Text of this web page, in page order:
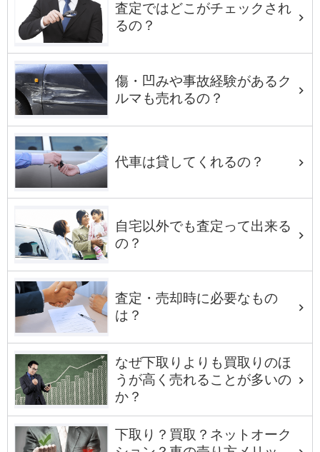
査定ではどこがチェックされ
るの？
傷・凹みや事故経験があるク
ルマも売れるの？
代車は貸してくれるの？
自宅以外でも査定って出来る
の？
査定・売却時に必要なもの
は？
なぜ下取りよりも買取りのほ
うが高く売れることが多いの
か？
下取り？買取？ネットオーク